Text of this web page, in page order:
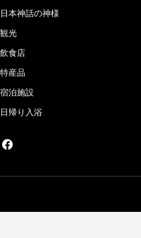
日本神話の神様
観光
飲食店
特産品
宿泊施設
日帰り入浴